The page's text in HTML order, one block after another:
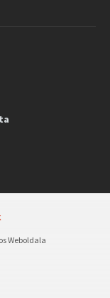
Weboldala